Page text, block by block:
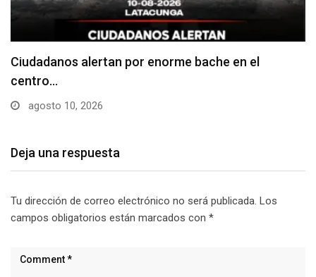
Denuncian falta de señalización en zonas de
estacionamiento…
agosto 10, 2026
Deja una respuesta
Tu dirección de correo electrónico no será publicada. Los
campos obligatorios están marcados con *